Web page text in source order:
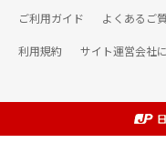
ご利用ガイド よくあるご
利用規約 サイト運営会社